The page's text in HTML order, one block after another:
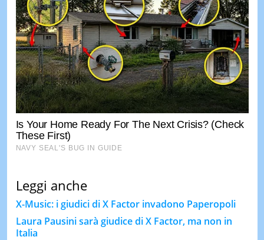
Leggi anche
X-Music: i giudici di X Factor invadono Paperopoli
Laura Pausini sarà giudice di X Factor, ma non in
Italia